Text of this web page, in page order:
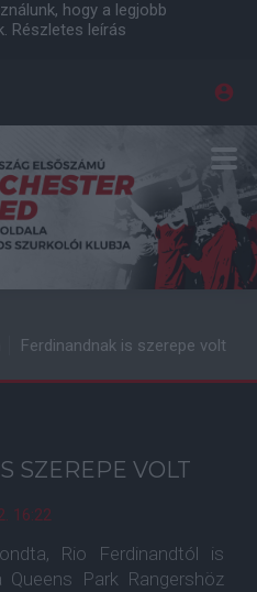
hogy a legjobb
Részletes leírás
Ferdinandnak is szerepe volt
SZEREPE VOLT
16:22
Rio Ferdinandtól is
Park Rangershöz